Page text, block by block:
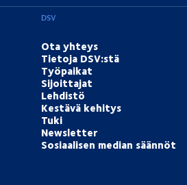
DSV
Ota yhteys
Tietoja DSV:stä
Työpaikat
Sijoittajat
Lehdistö
Kestävä kehitys
Tuki
Newsletter
Sosiaalisen median säännöt